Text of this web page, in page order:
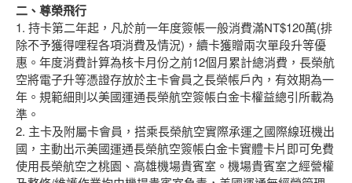
二、尊榮飛行
1. 持卡第二年起，凡於前一年度簽帳一般消費滿NT$120萬(排
除不予獲得哩程各項消費及情況)，續卡獲贈兩次單段升等優
惠。年度消費計算為核卡月份之前12個月累計總消費，長榮航
空將電子升等憑證存放於主卡會員之長榮帳戶內，有效期為一
年。規範細則以美國運通長榮航空簽帳白金卡權益總引所載為
準。
2. 主卡及附屬卡會員，搭乘長榮航空實際承運之國際線班機出
國，主動出示美國運通長榮航空簽帳白金卡實體卡片即可免費
使用長榮航空之桃園、高雄機場貴賓室。機場貴賓室之經營權